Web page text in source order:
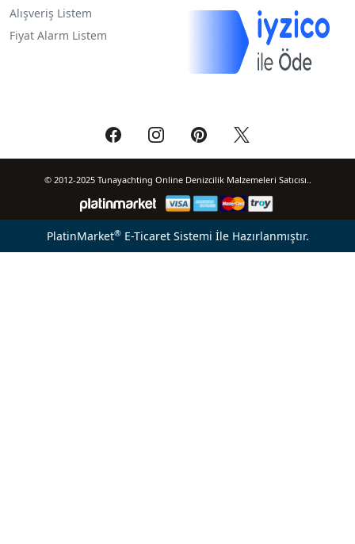
Alışveriş Listem
Fiyat Alarm Listem
© 2012-2025 Tunayachting Online Denizcilik Malzemeleri Satıcısı..
PlatinMarket®E-Ticaret Sistemi İle Hazırlanmıştır.